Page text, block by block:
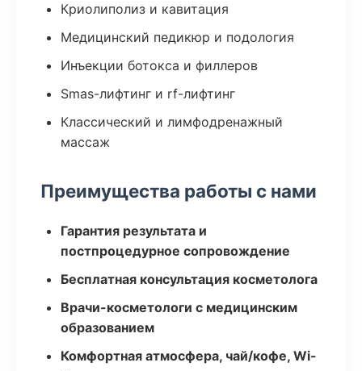
Криолиполиз и кавитация
Медицинский педикюр и подология
Инъекции ботокса и филлеров
Smas-лифтинг и rf-лифтинг
Классический и лимфодренажный
массаж
Преимущества работы с нами
Гарантия результата и
постпроцедурное сопровождение
Бесплатная консультация косметолога
Врачи-косметологи с медицинским
образованием
Комфортная атмосфера, чай/кофе, Wi-